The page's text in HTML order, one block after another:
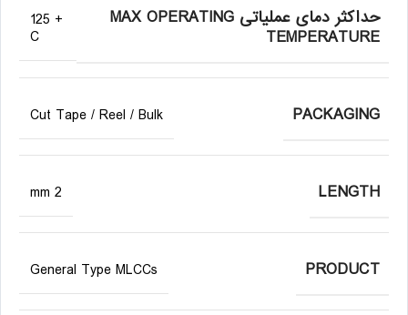
حداکثر دمای عملیاتی MAX OPERATING
TEMPERATURE
+ 125
C
PACKAGING
Cut Tape / Reel / Bulk
LENGTH
2 mm
PRODUCT
General Type MLCCs